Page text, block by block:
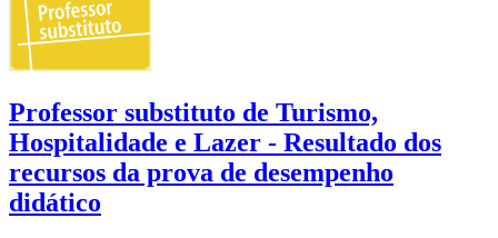
Professor substituto de Turismo,
Hospitalidade e Lazer - Resultado dos
recursos da prova de desempenho
didático